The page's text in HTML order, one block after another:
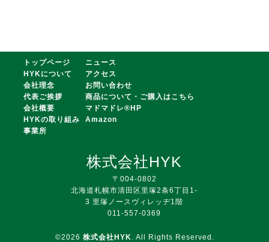
トップページ
HYKについて
会社理念
代表ご挨拶
会社概要
HYKの取り組み
事業所
ニュース
アクセス
お問い合わせ
商品について・ご購入はこちら
マドマドレ®HP
Amazon
株式会社HYK
〒004-0802
北海道札幌市清田区里塚2条6丁目1-
3 里塚ノースヴィレッヂ1階
011-557-0369
©2026 株式会社HYK . All Rights Reserved.